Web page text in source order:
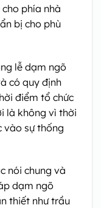
phía nhà
bị cho phù
lễ dạm ngõ
có quy định
điểm tổ chức
là không vì thời
vào sự thống
nói chung và
dạm ngõ
thiết như trầu